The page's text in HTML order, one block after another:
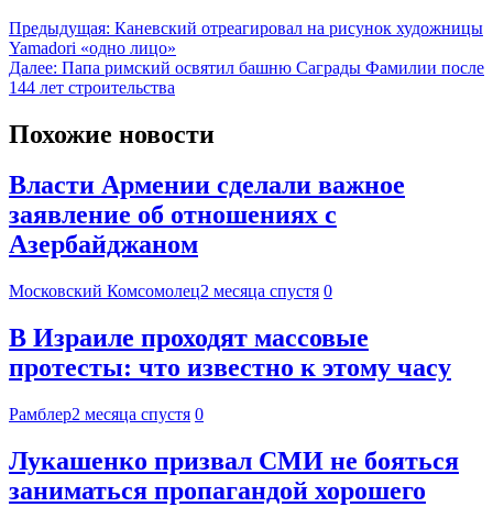
Предыдущая: Каневский отреагировал на рисунок художницы
Yamadori «одно лицо»
Далее: Папа римский освятил башню Саграды Фамилии после
144 лет строительства
Похожие новости
Власти Армении сделали важное
заявление об отношениях с
Азербайджаном
Московский Комсомолец2 месяца спустя 0
В Израиле проходят массовые
протесты: что известно к этому часу
Рамблер2 месяца спустя 0
Лукашенко призвал СМИ не бояться
заниматься пропагандой хорошего